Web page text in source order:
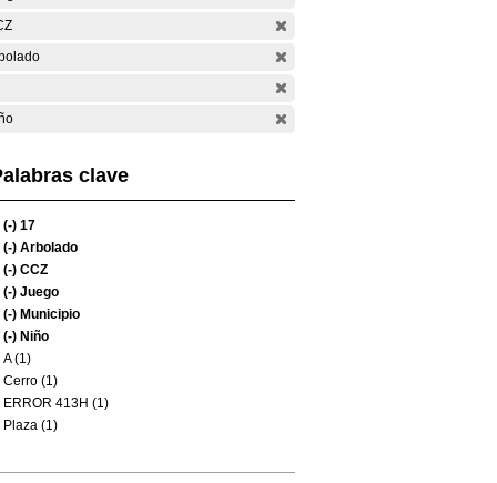
clave
(-) 17
(-) Arbolado
(-) CCZ
(-) Juego
(-) Municipio
(-) Niño
A (1)
Cerro (1)
ERROR 413H (1)
Plaza (1)